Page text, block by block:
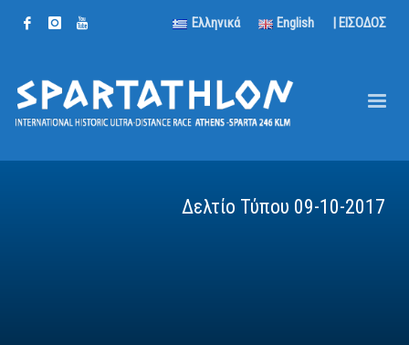
Ελληνικά English | ΕΙΣΟΔΟΣ
Δελτίο Τύπου 09-10-2017